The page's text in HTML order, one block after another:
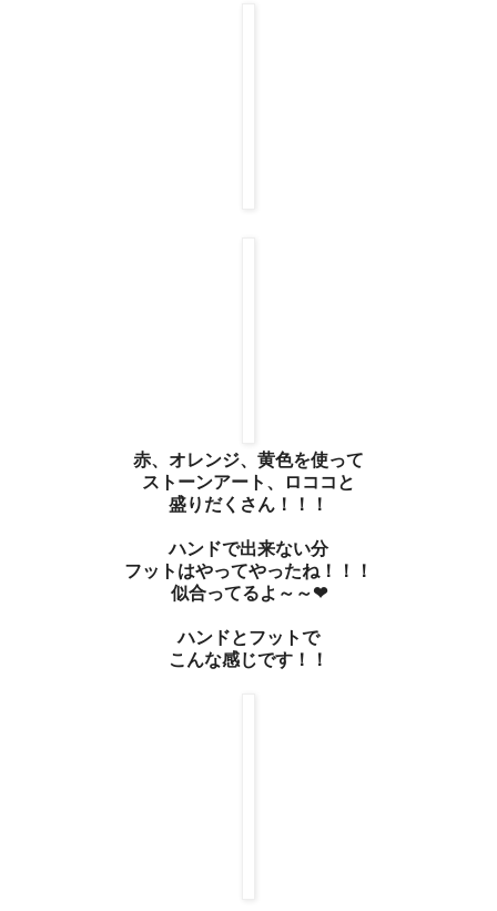
赤、オレンジ、黄色を使って
ストーンアート、ロココと
盛りだくさん！！！
ハンドで出来ない分
フットはやってやったね！！！
似合ってるよ～～❤
ハンドとフットで
こんな感じです！！